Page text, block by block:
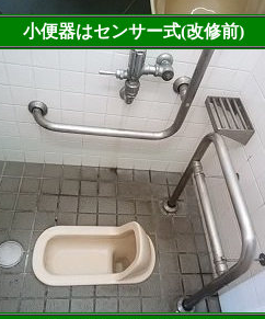
小便器はセンサー式(改修前)